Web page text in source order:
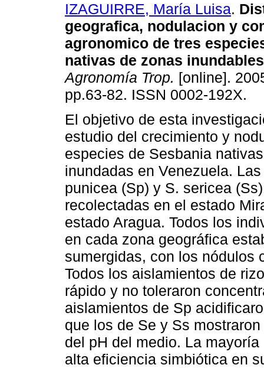
IZAGUIRRE, María Luisa.
geografica, nodulacion y
agronomico de tres
nativas de zonas
Agronomía Trop. [online].
pp.63-82. ISSN 0002-192X.
El objetivo de esta
estudio del crecimiento y
especies de Sesbania
inundadas en Venezuela.
punicea (Sp) y S. sericea
recolectadas en el estado
estado Aragua. Todos los
en cada zona geográfica
sumergidas, con los nódulos
Todos los aislamientos de
rápido y no toleraron
aislamientos de Sp
que los de Se y Ss
del pH del medio. La
alta eficiencia simbiótica en